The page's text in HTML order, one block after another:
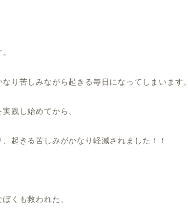
り苦しみながら起きる毎日になってしまいます。
践し始めてから、
起きる苦しみがかなり軽減されました！！
くも救われた、